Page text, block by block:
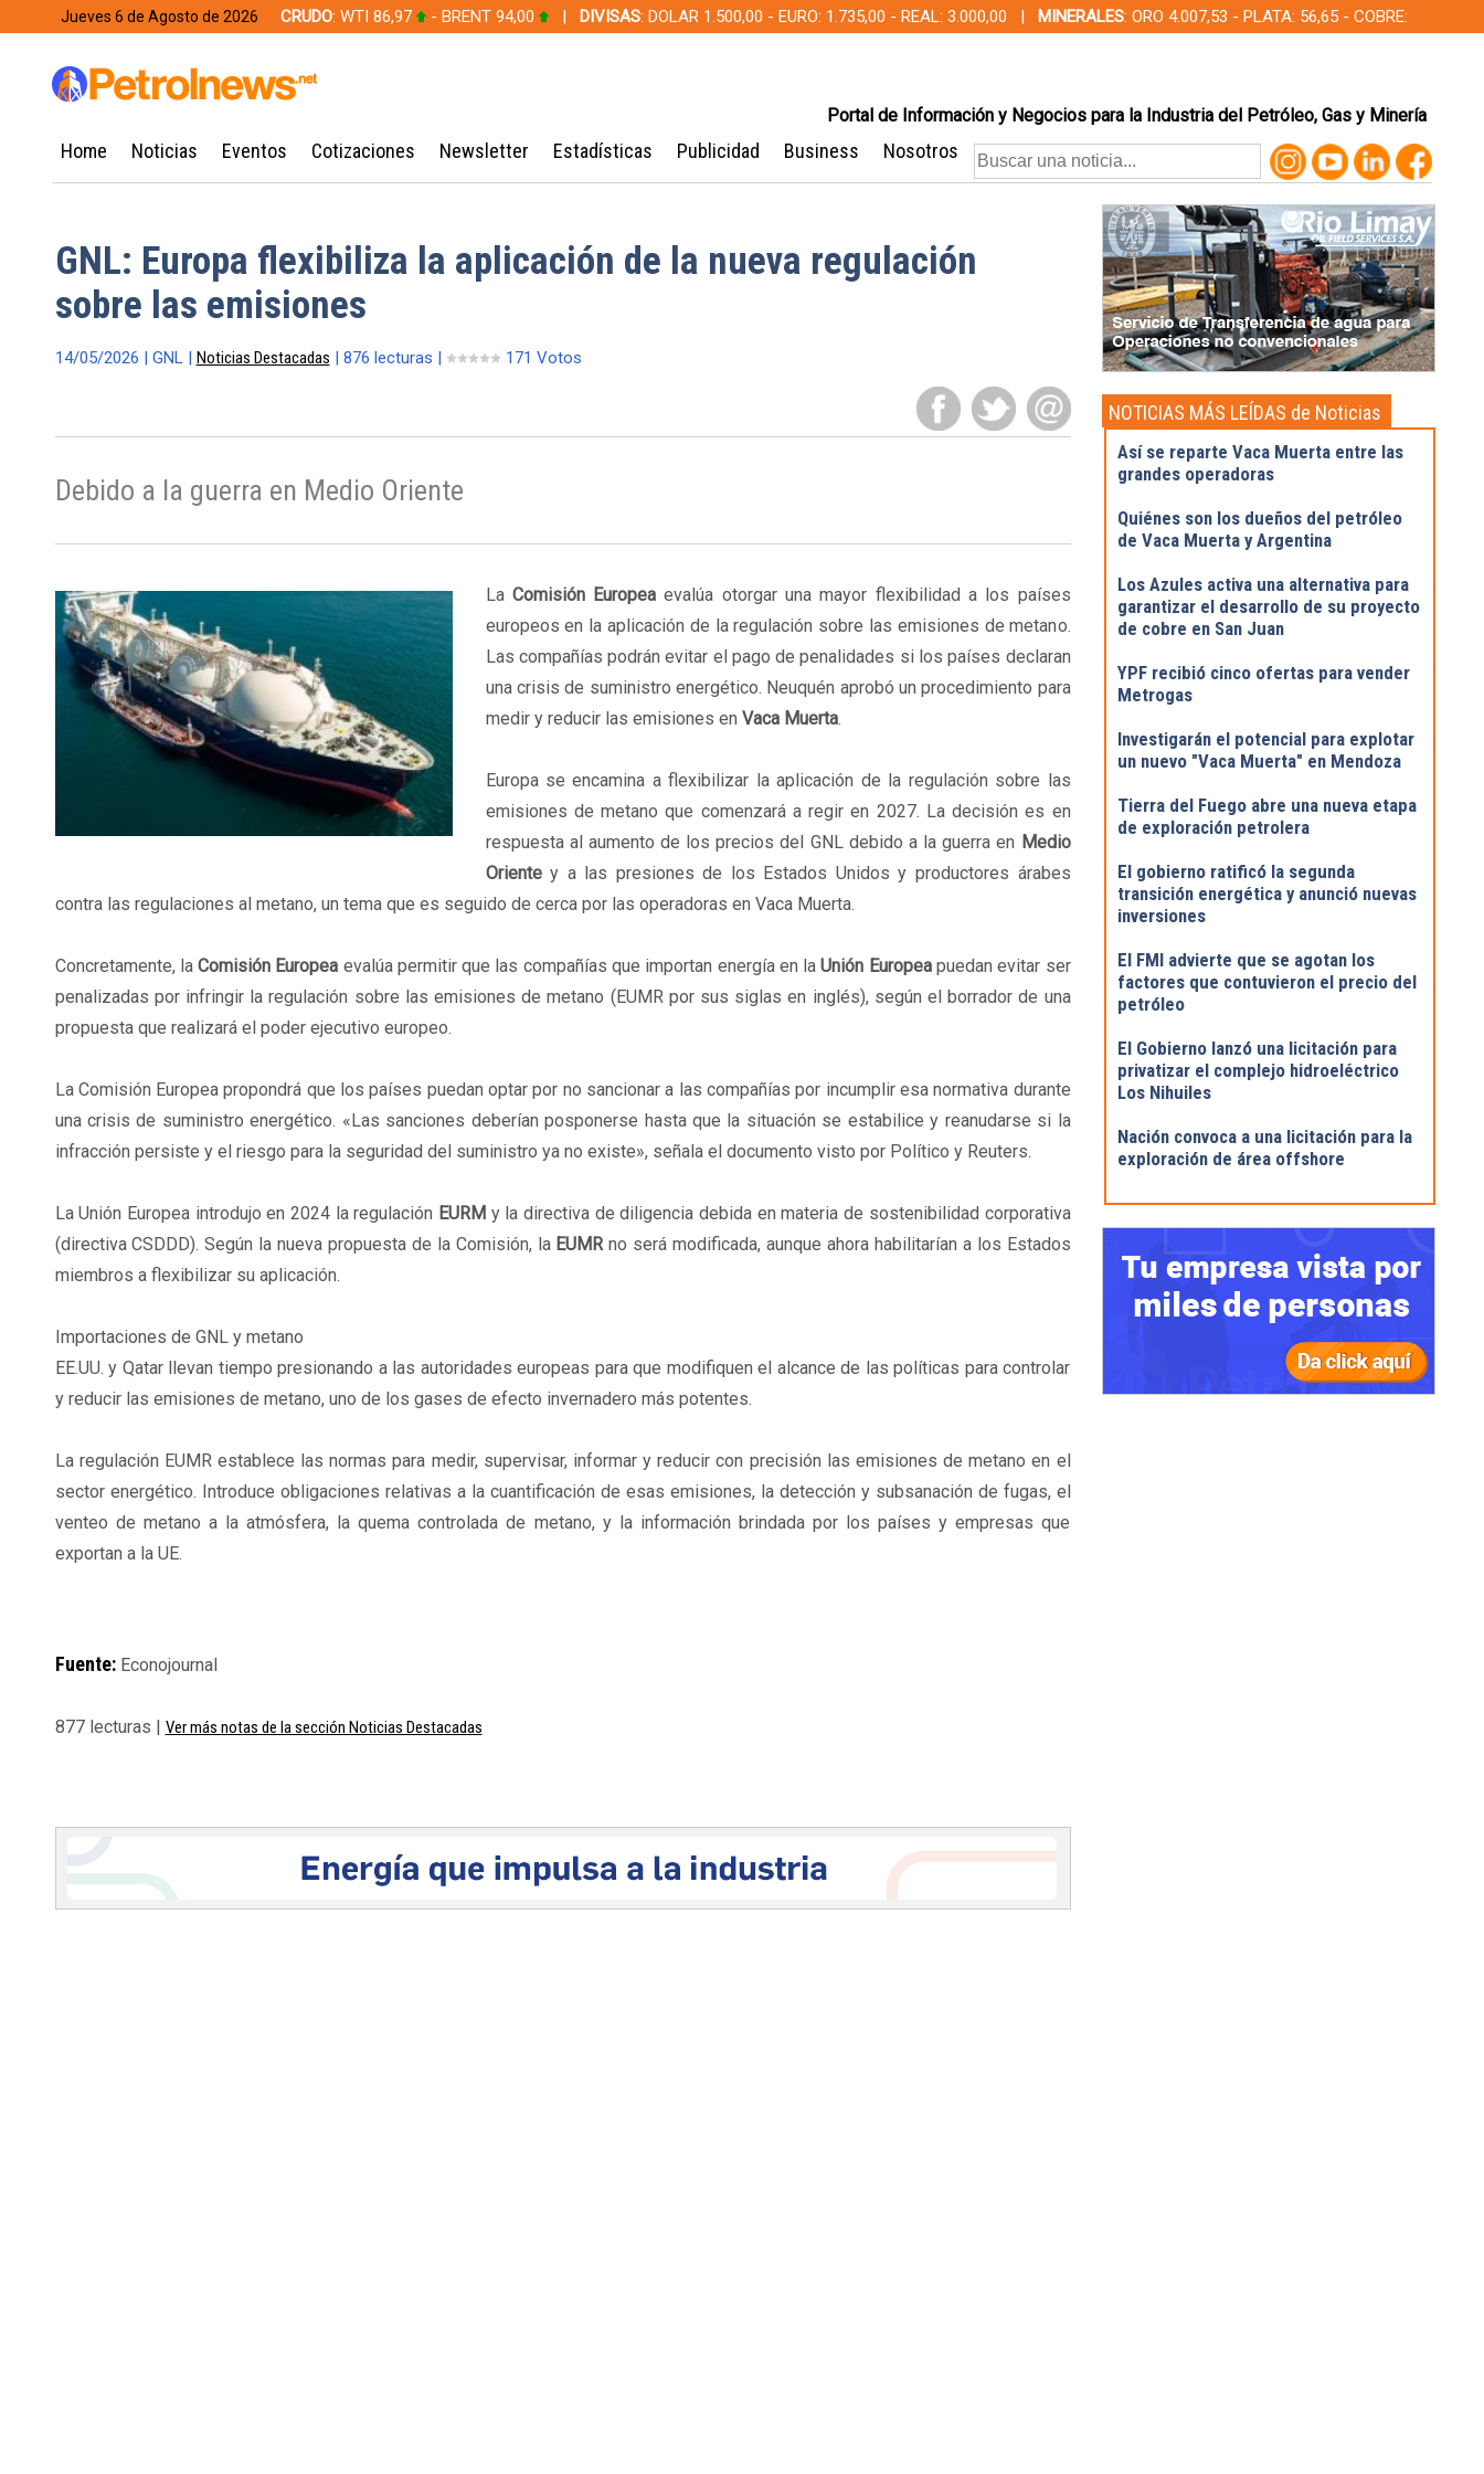
Jueves 6 de Agosto de 2026 CRUDO: WTI 86,97 - BRENT 94,00 | DIVISAS: DOLAR 1.500,00 - EURO: 1.735,00 - REAL: 3.000,00 | MINERALES: ORO 4.007,53 - PLATA: 56,65 - COBRE:
Portal de Información y Negocios para la Industria del Petróleo, Gas y Minería
Home Noticias Eventos Cotizaciones Newsletter Estadísticas Publicidad Business Nosotros
GNL: Europa flexibiliza la aplicación de la nueva regulación
sobre las emisiones
14/05/2026 | GNL | Noticias Destacadas | 876 lecturas | 171 Votos
Debido a la guerra en Medio Oriente
La Comisión Europea evalúa otorgar una mayor flexibilidad a los países
europeos en la aplicación de la regulación sobre las emisiones de metano.
Las compañías podrán evitar el pago de penalidades si los países declaran
una crisis de suministro energético. Neuquén aprobó un procedimiento para
medir y reducir las emisiones en Vaca Muerta.
Europa se encamina a flexibilizar la aplicación de la regulación sobre las
emisiones de metano que comenzará a regir en 2027. La decisión es en
respuesta al aumento de los precios del GNL debido a la guerra en Medio
Orientey a las presiones de los Estados Unidos y productores árabes
contra las regulaciones al metano, un tema que es seguido de cerca por las operadoras en Vaca Muerta.
Concretamente, laComisión Europea evalúa permitir que las compañías que importan energía en la Unión Europeapuedan evitar ser
penalizadas por infringir la regulación sobre las emisiones de metano (EUMR por sus siglas en inglés), según el borrador de una
propuesta que realizará el poder ejecutivo europeo.
La Comisión Europea propondrá que los países puedan optar por no sancionar a las compañías por incumplir esa normativa durante
una crisis de suministro energético. «Las sanciones deberían posponerse hasta que la situación se estabilice y reanudarse si la
infracción persiste y el riesgo para la seguridad del suministro ya no existe», señala el documento visto por Político y Reuters.
La Unión Europea introdujo en 2024 la regulación EURM y la directiva de diligencia debida en materia de sostenibilidad corporativa
(directiva CSDDD). Según la nueva propuesta de la Comisión, la EUMRno será modificada, aunque ahora habilitarían a los Estados
miembros a flexibilizar su aplicación.
Importaciones de GNL y metano
EE.UU. y Qatar llevan tiempo presionando a las autoridades europeas para que modifiquen el alcance de las políticas para controlar
y reducir las emisiones de metano, uno de los gases de efecto invernadero más potentes.
La regulación EUMR establece las normas para medir, supervisar, informar y reducir con precisión las emisiones de metano en el
sector energético. Introduce obligaciones relativas a la cuantificación de esas emisiones, la detección y subsanación de fugas, el
venteo de metano a la atmósfera, la ​​quema controlada de metano, y la ​​información brindada por los países y empresas que
exportan a la UE.
Fuente:Econojournal
877 lecturas | Ver más notas de la sección Noticias Destacadas
NOTICIAS MÁS LEÍDAS de Noticias
Destacadas
Así se reparte Vaca Muerta entre las
grandes operadoras
Quiénes son los dueños del petróleo
de Vaca Muerta y Argentina
Los Azules activa una alternativa para
garantizar el desarrollo de su proyecto
de cobre en San Juan
YPF recibió cinco ofertas para vender
Metrogas
Investigarán el potencial para explotar
un nuevo "Vaca Muerta" en Mendoza
Tierra del Fuego abre una nueva etapa
de exploración petrolera
El gobierno ratificó la segunda
transición energética y anunció nuevas
inversiones
El FMI advierte que se agotan los
factores que contuvieron el precio del
petróleo
El Gobierno lanzó una licitación para
privatizar el complejo hidroeléctrico
Los Nihuiles
Nación convoca a una licitación para la
exploración de área offshore